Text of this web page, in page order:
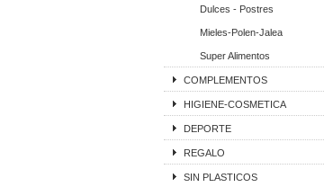
Dulces - Postres
Mieles-Polen-Jalea
Super Alimentos
COMPLEMENTOS
HIGIENE-COSMETICA
DEPORTE
REGALO
SIN PLASTICOS